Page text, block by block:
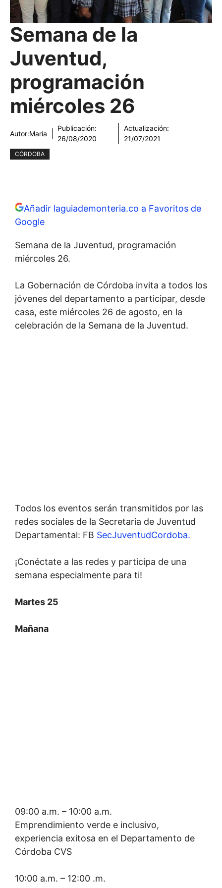
Semana de la
Juventud,
programación
miércoles 26
Autor:María
Publicación:
26/08/2020
Actualización:
21/07/2021
CÓRDOBA
Añadir laguiademonteria.co a Favoritos de
Google
Semana de la Juventud, programación
miércoles 26.
La Gobernación de Córdoba invita a todos los
jóvenes del departamento a participar, desde
casa, este miércoles 26 de agosto, en la
celebración de la Semana de la Juventud.
Todos los eventos serán transmitidos por las
redes sociales de la Secretaria de Juventud
Departamental: FB SecJuventudCordoba.
¡Conéctate a las redes y participa de una
semana especialmente para ti!
Martes 25
Mañana
09:00 a.m. – 10:00 a.m.
Emprendimiento verde e inclusivo,
experiencia exitosa en el Departamento de
Córdoba CVS
10:00 a.m. – 12:00 .m.